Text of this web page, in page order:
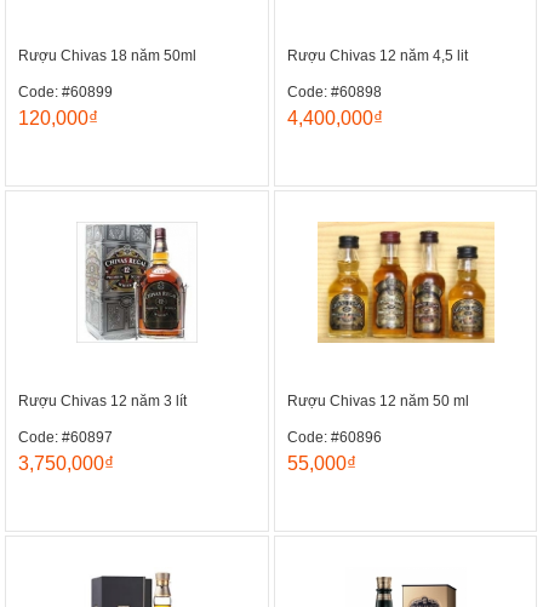
Rượu Chivas 18 năm 50ml
Code: #60899
120,000₫
Rượu Chivas 12 năm 4,5 lit
Code: #60898
4,400,000₫
Rượu Chivas 12 năm 3 lít
Code: #60897
3,750,000₫
Rượu Chivas 12 năm 50 ml
Code: #60896
55,000₫